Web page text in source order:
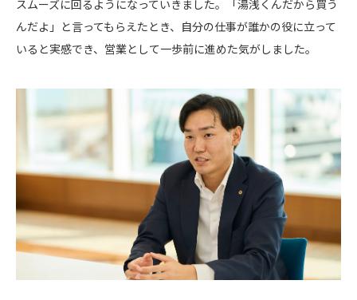
スムーズに回るようになっていきました。「湯浅くんだから買う
んだよ」と言ってもらえたとき、自分の仕事が誰かの役に立って
いると実感でき、営業として一歩前に進めた気がしました。